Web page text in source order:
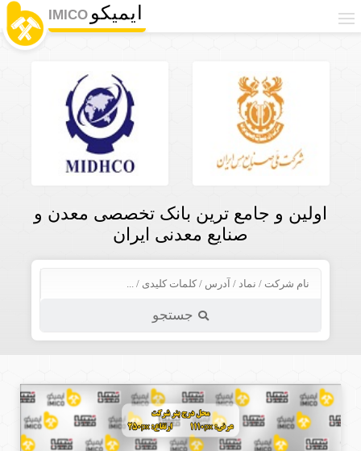
ایمیکو IMICO
اولین و جامع ترین بانک تخصصی معدن و
صنایع معدنی ایران
جستجو